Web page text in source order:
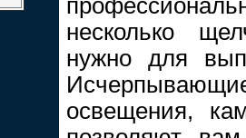
несколько
нужно для
освещения,